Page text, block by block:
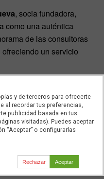
, socia fundadora,
como una auténtica
de las consultoras
un servicio
celebró el pasado 19 de
Úrculo de Madrid, y
del mundo de la
con el presidente de la
CEOE (CEIM),
organizadora, la
y de terceros para ofrecerte
al recordar tus preferencias,
publicidad basada en tus
visitadas). Puedes aceptar
“Aceptar” o configurarlas
Rechazar Aceptar